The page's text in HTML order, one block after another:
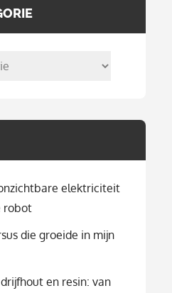
elektriciteit
robot
die groeide in mijn
en resin: van